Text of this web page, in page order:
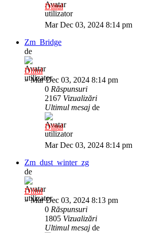
Diliul
Mar Dec 03, 2024 8:14 pm
Zm_Bridge
de
Diliul
»Mar Dec 03, 2024 8:14 pm
0 Răspunsuri
2167 Vizualizări
Ultimul mesaj de
Diliul
Mar Dec 03, 2024 8:14 pm
Zm_dust_winter_zg
de
Diliul
»Mar Dec 03, 2024 8:13 pm
0 Răspunsuri
1805 Vizualizări
Ultimul mesaj de